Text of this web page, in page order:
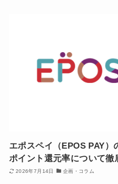
エポスペイ（EPOS PAY）
ポイント還元率について徹
2026年7月14日 企画・コラム